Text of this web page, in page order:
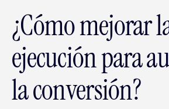
¿Cómo mejorar
ejecución para
la conversión?